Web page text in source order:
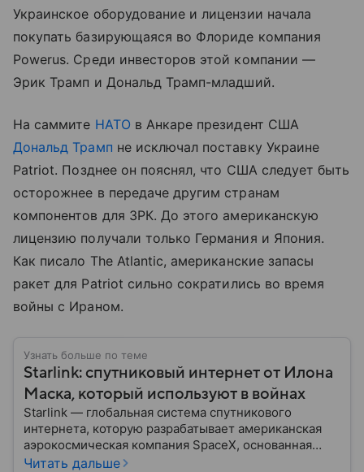
Украинское оборудование и лицензии начала
покупать базирующаяся во Флориде компания
Powerus. Среди инвесторов этой компании —
Эрик Трамп и Дональд Трамп-младший.
На саммите НАТО в Анкаре президент США
Дональд Трамп не исключал поставку Украине
Patriot. Позднее он пояснял, что США следует быть
осторожнее в передаче другим странам
компонентов для ЗРК. До этого американскую
лицензию получали только Германия и Япония.
Как писало The Atlantic, американские запасы
ракет для Patriot сильно сократились во время
войны с Ираном.
Узнать больше по теме
Starlink: спутниковый интернет от Илона
Маска, который используют в войнах
Starlink — глобальная система спутникового
интернета, которую разрабатывает американская
аэрокосмическая компания SpaceX, основанная
миллиардером Илоном Маском. Считается одной из
Читать дальше